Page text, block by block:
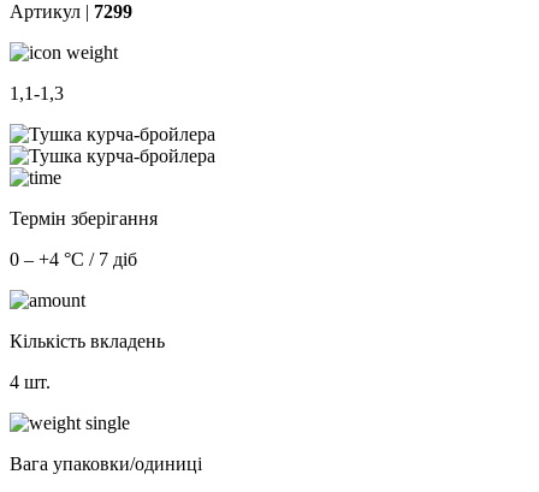
Артикул | 7299
1,1-1,3
Термін зберігання
0 – +4 °С / 7 діб
Кількість вкладень
4 шт.
Вага упаковки/одиниці